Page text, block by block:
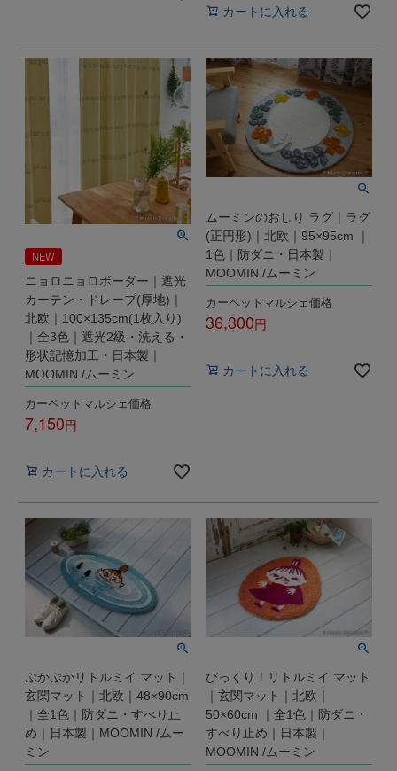
カートに入れる
NEW
ニョロニョロボーダー｜遮光
カーテン・ドレープ(厚地)｜
北欧｜100×135cm(1枚入り)
｜全3色｜遮光2級・洗える・
形状記憶加工・日本製｜
MOOMIN /ムーミン
カーペットマルシェ価格
7,150
カートに入れる
ムーミンのおしり ラグ｜ラグ
(正円形)｜北欧｜95×95cm ｜
1色｜防ダニ・日本製｜
MOOMIN /ムーミン
カーペットマルシェ価格
36,300
カートに入れる
ぷかぷかリトルミイ マット｜
玄関マット｜北欧｜48×90cm
｜全1色｜防ダニ・すべり止
め｜日本製｜MOOMIN /ムー
ミン
びっくり！リトルミイ マット
｜玄関マット｜北欧｜
50×60cm ｜全1色｜防ダニ・
すべり止め｜日本製｜
MOOMIN /ムーミン